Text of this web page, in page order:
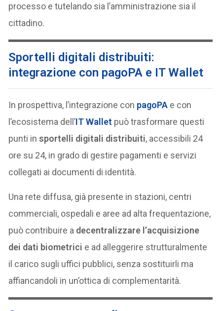
processo e tutelando sia l’amministrazione sia il
cittadino.
Sportelli digitali distribuiti:
integrazione con pagoPA e IT Wallet
In prospettiva, l’integrazione con pagoPA e con
l’ecosistema dell’IT Wallet può trasformare questi
punti insportelli digitali distribuiti, accessibili 24
ore su 24, in grado di gestire pagamenti e servizi
collegati ai documenti di identità.
Una rete diffusa, già presente in stazioni, centri
commerciali, ospedali e aree ad alta frequentazione,
può contribuire a decentralizzare l’acquisizione
dei dati biometrici e ad alleggerire strutturalmente
il carico sugli uffici pubblici, senza sostituirli ma
affiancandoli in un’ottica di complementarità.